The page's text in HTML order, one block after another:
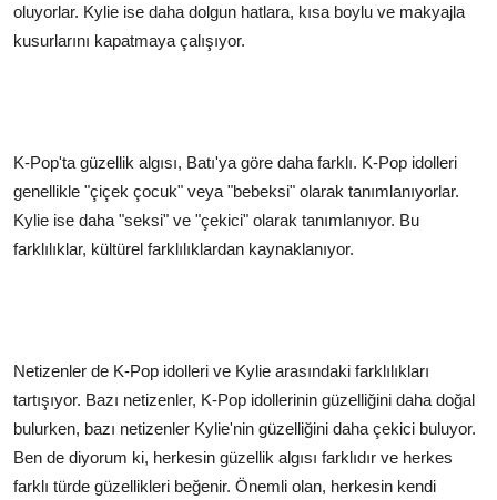
oluyorlar. Kylie ise daha dolgun hatlara, kısa boylu ve makyajla
kusurlarını kapatmaya çalışıyor.
K-Pop'ta güzellik algısı, Batı'ya göre daha farklı. K-Pop idolleri
genellikle "çiçek çocuk" veya "bebeksi" olarak tanımlanıyorlar.
Kylie ise daha "seksi" ve "çekici" olarak tanımlanıyor. Bu
farklılıklar, kültürel farklılıklardan kaynaklanıyor.
Netizenler de K-Pop idolleri ve Kylie arasındaki farklılıkları
tartışıyor. Bazı netizenler, K-Pop idollerinin güzelliğini daha doğal
bulurken, bazı netizenler Kylie'nin güzelliğini daha çekici buluyor.
Ben de diyorum ki, herkesin güzellik algısı farklıdır ve herkes
farklı türde güzellikleri beğenir. Önemli olan, herkesin kendi